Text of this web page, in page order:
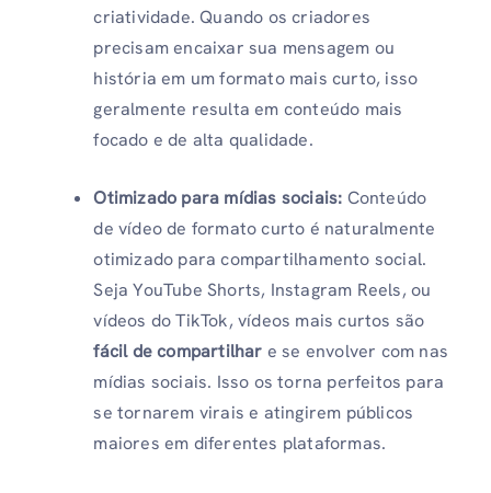
criatividade. Quando os criadores
precisam encaixar sua mensagem ou
história em um formato mais curto, isso
geralmente resulta em conteúdo mais
focado e de alta qualidade.
Otimizado para mídias sociais: Conteúdo
de vídeo de formato curto é naturalmente
otimizado para compartilhamento social.
Seja YouTube Shorts, Instagram Reels, ou
vídeos do TikTok, vídeos mais curtos são
fácil de compartilhar e se envolver com nas
mídias sociais. Isso os torna perfeitos para
se tornarem virais e atingirem públicos
maiores em diferentes plataformas.